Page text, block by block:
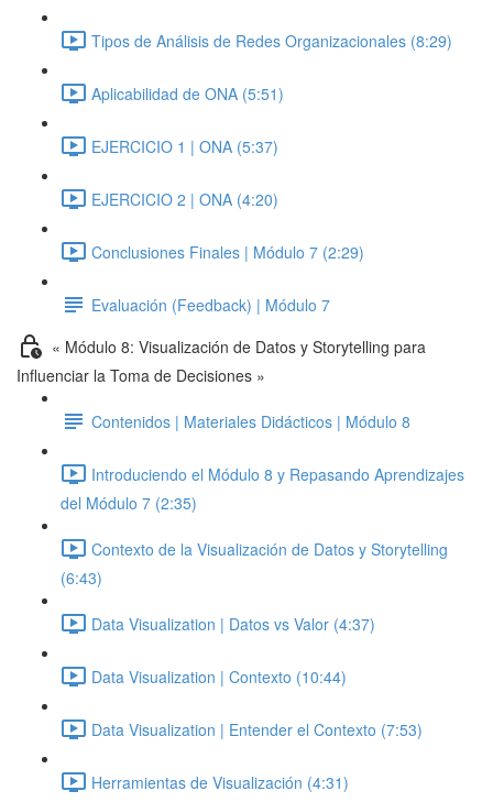
Tipos de Análisis de Redes Organizacionales (8:29)
Aplicabilidad de ONA (5:51)
EJERCICIO 1 | ONA (5:37)
EJERCICIO 2 | ONA (4:20)
Conclusiones Finales | Módulo 7 (2:29)
Evaluación (Feedback) | Módulo 7
« Módulo 8: Visualización de Datos y Storytelling para
Influenciar la Toma de Decisiones »
Contenidos | Materiales Didácticos | Módulo 8
Introduciendo el Módulo 8 y Repasando Aprendizajes
del Módulo 7 (2:35)
Contexto de la Visualización de Datos y Storytelling
(6:43)
Data Visualization | Datos vs Valor (4:37)
Data Visualization | Contexto (10:44)
Data Visualization | Entender el Contexto (7:53)
Herramientas de Visualización (4:31)